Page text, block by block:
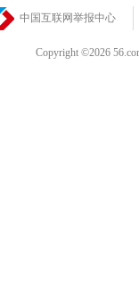
中国互联网举报中心
Copyright ©2026